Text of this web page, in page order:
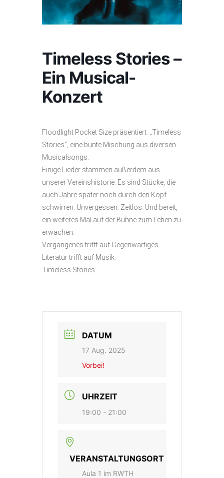
Timeless Stories –
Ein Musical-
Konzert
Floodlight Pocket Size präsentiert: „Timeless
Stories“, eine bunte Mischung aus diversen
Musicalsongs.
Einige Lieder stammen außerdem aus
unserer Vereinshistorie. Es sind Stücke, die
auch Jahre später noch durch den Kopf
schwirren. Unvergessen. Zeitlos. Und bereit,
ein weiteres Mal auf der Bühne zum Leben zu
erwachen.
Vergangenes trifft auf Gegenwärtiges.
Literatur trifft auf Musik.
Timeless Stories.
DATUM
17 Aug. 2025
Vorbei!
UHRZEIT
19:00 - 21:00
VERANSTALTUNGSORT
Aula 1 im RWTH